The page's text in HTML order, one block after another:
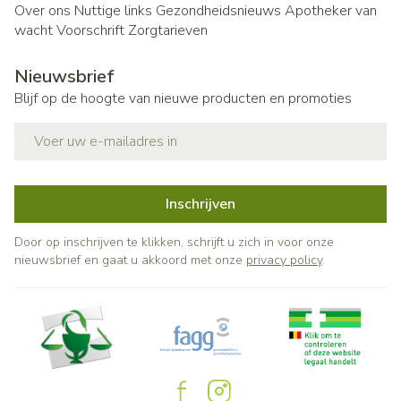
Over ons Nuttige links Gezondheidsnieuws Apotheker van
wachtVoorschrift Zorgtarieven
Nieuwsbrief
Blijf op de hoogte van nieuwe producten en promoties
Inschrijven
Door op inschrijven te klikken, schrijft u zich in voor onze
nieuwsbrief en gaat u akkoord met onze privacy policy.